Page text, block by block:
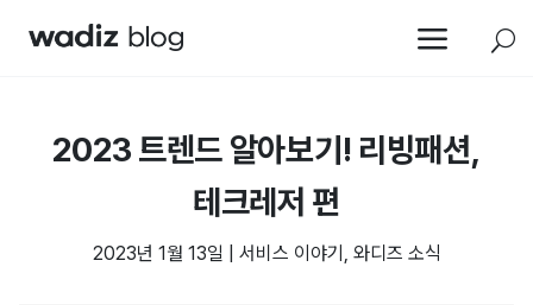
a U
2023 트렌드 알아보기! 리빙패션,
테크레저 편
2023년 1월 13일 서비스 이야기 , 와디즈 소식